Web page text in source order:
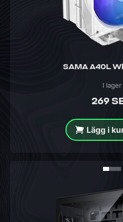
SAMA A40L
269
I lager
Lägg i